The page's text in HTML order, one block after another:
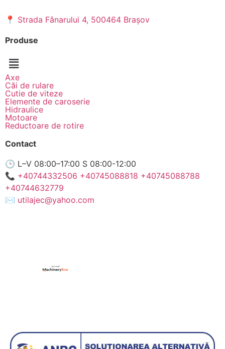
📍 Strada Fânarului 4, 500464 Brașov
Produse
Axe
Căi de rulare
Cutie de viteze
Elemente de caroserie
Hidraulice
Motoare
Reductoare de rotire
Contact
🕒 L–V 08:00–17:00 S 08:00-12:00
📞 +40744332506 +40745088818 +40745088788
+40744632779
✉️ utilajec@yahoo.com